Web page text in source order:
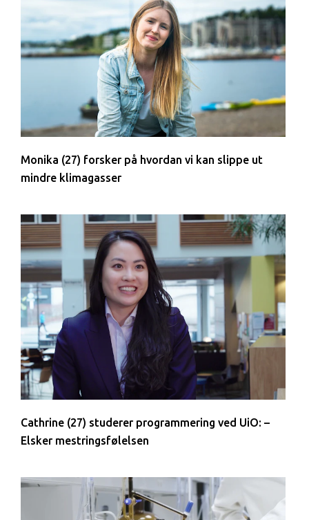
Monika (27) forsker på hvordan vi kan slippe ut
mindre klimagasser
Cathrine (27) studerer programmering ved UiO: –
Elsker mestringsfølelsen